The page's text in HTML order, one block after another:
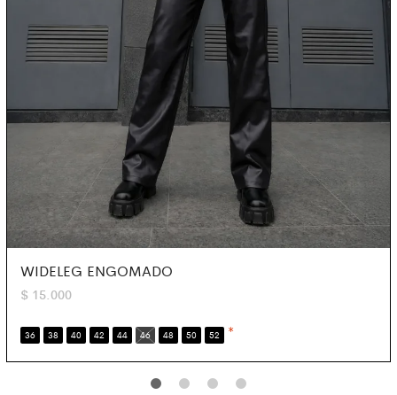
WIDELEG ENGOMADO
$ 15.000
36 38 40 42 44 46 48 50 52 *